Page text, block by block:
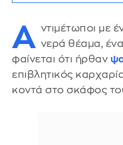
Α ντιμέτωποι με
νερά θέαμα,
φαίνεται ότι ήρθαν
επιβλητικός
κοντά στο σκάφος